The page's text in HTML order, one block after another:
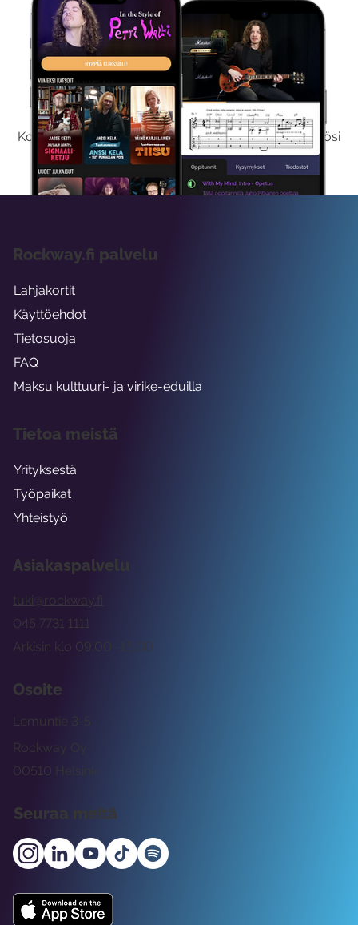
Kokeile Ilmaiseksi
Kokeilemalla ilmaiseksi saat koko sisältömme käyttöösi
viikon ajaksi.
Asiakaspalvelu
tuki@rockway.fi
Arkisin klo 09:00 -15:00
045 7731 1111
Osoite
Rockway Oy
Lemuntie 3-5
00510 Helsinki
Seuraa meitä
Rockway.fi palvelu
Lahjakortit
Käyttöehdot
Tietosuoja
FAQ
Maksu kulttuuri- ja virike-eduilla
Tietoa meistä
Yrityksestä
Työpaikat
Yhteistyö